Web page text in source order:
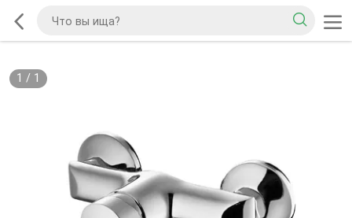
1 / 1